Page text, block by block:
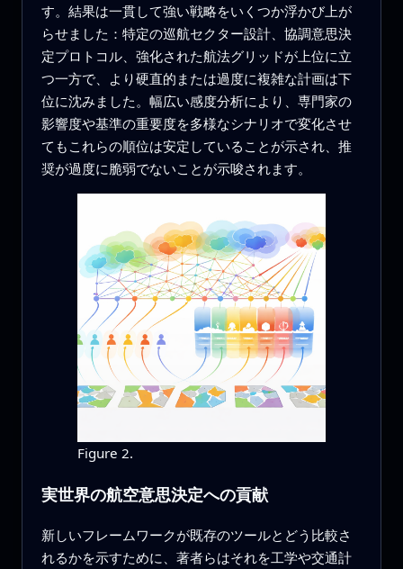
す。結果は一貫して強い戦略をいくつか浮かび上が
らせました：特定の巡航セクター設計、協調意思決
定プロトコル、強化された航法グリッドが上位に立
つ一方で、より硬直的または過度に複雑な計画は下
位に沈みました。幅広い感度分析により、専門家の
影響度や基準の重要度を多様なシナリオで変化させ
てもこれらの順位は安定していることが示され、推
奨が過度に脆弱でないことが示唆されます。
Figure 2.
実世界の航空意思決定への貢献
新しいフレームワークが既存のツールとどう比較さ
れるかを示すために、著者らはそれを工学や交通計